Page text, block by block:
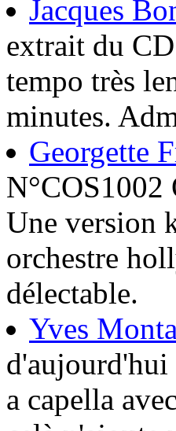
Jacques
extrait du
tempo très
minutes.
Georgette
N°COS1002
Une version
orchestre
délectable.
Yves
d'aujourd'hui
a capella